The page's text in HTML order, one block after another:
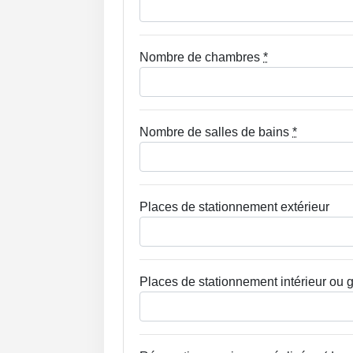
Nombre de chambres *
Nombre de salles de bains *
Places de stationnement extérieur
Places de stationnement intérieur ou